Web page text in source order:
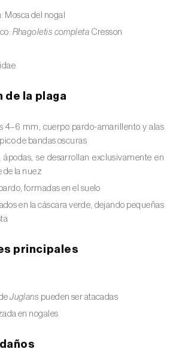
)
tallo de la caña de azúcar
té (Euwallacea fornicatus, E.
e E. kuroshio)
tomate (Neoleucinodes
(Scolytus multistriatus
(
del abeto rojo (
(Chrysodeixis chalcites
Mosca del nogal
Rhagoletis completa Cresson
de la plaga
4–6 mm, cuerpo pardo-amarillento y alas
de bandas oscuras
ápodas, se desarrollan exclusivamente en
de la nuez
formadas en el suelo
en la cáscara verde, dejando pequeñas
principales
Juglans pueden ser atacadas
en nogales